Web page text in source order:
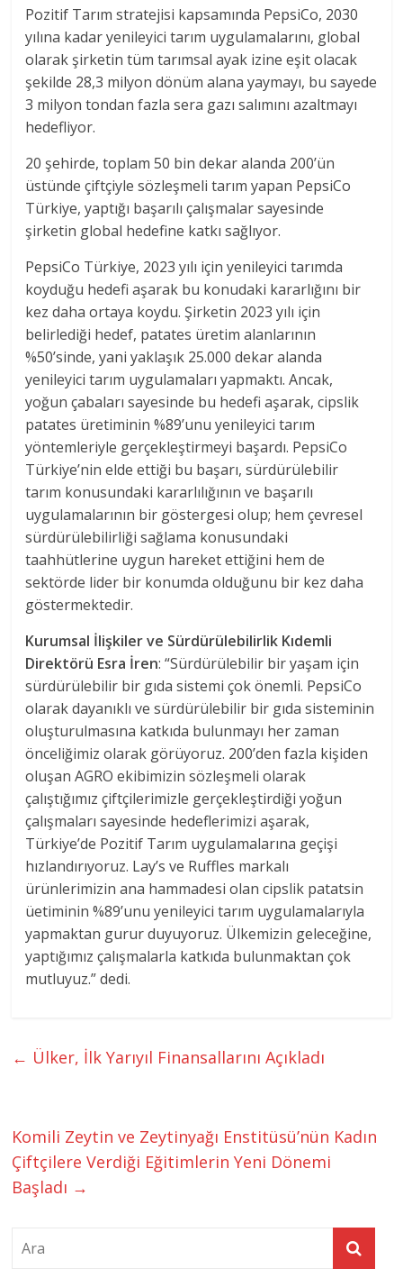
Pozitif Tarım stratejisi kapsamında PepsiCo, 2030
yılına kadar yenileyici tarım uygulamalarını, global
olarak şirketin tüm tarımsal ayak izine eşit olacak
şekilde 28,3 milyon dönüm alana yaymayı, bu sayede
3 milyon tondan fazla sera gazı salımını azaltmayı
hedefliyor.
20 şehirde, toplam 50 bin dekar alanda 200’ün
üstünde çiftçiyle sözleşmeli tarım yapan PepsiCo
Türkiye, yaptığı başarılı çalışmalar sayesinde
şirketin global hedefine katkı sağlıyor.
PepsiCo Türkiye, 2023 yılı için yenileyici tarımda
koyduğu hedefi aşarak bu konudaki kararlığını bir
kez daha ortaya koydu. Şirketin 2023 yılı için
belirlediği hedef, patates üretim alanlarının
%50’sinde, yani yaklaşık 25.000 dekar alanda
yenileyici tarım uygulamaları yapmaktı. Ancak,
yoğun çabaları sayesinde bu hedefi aşarak, cipslik
patates üretiminin %89’unu yenileyici tarım
yöntemleriyle gerçekleştirmeyi başardı. PepsiCo
Türkiye’nin elde ettiği bu başarı, sürdürülebilir
tarım konusundaki kararlılığının ve başarılı
uygulamalarının bir göstergesi olup; hem çevresel
sürdürülebilirliği sağlama konusundaki
taahhütlerine uygun hareket ettiğini hem de
sektörde lider bir konumda olduğunu bir kez daha
göstermektedir.
Kurumsal İlişkiler ve Sürdürülebilirlik Kıdemli
Direktörü Esra İren: “Sürdürülebilir bir yaşam için
sürdürülebilir bir gıda sistemi çok önemli. PepsiCo
olarak dayanıklı ve sürdürülebilir bir gıda sisteminin
oluşturulmasına katkıda bulunmayı her zaman
önceliğimiz olarak görüyoruz. 200’den fazla kişiden
oluşan AGRO ekibimizin sözleşmeli olarak
çalıştığımız çiftçilerimizle gerçekleştirdiği yoğun
çalışmaları sayesinde hedeflerimizi aşarak,
Türkiye’de Pozitif Tarım uygulamalarına geçişi
hızlandırıyoruz. Lay’s ve Ruffles markalı
ürünlerimizin ana hammadesi olan cipslik patatsin
üetiminin %89’unu yenileyici tarım uygulamalarıyla
yapmaktan gurur duyuyoruz. Ülkemizin geleceğine,
yaptığımız çalışmalarla katkıda bulunmaktan çok
mutluyuz.” dedi.
← Ülker, İlk Yarıyıl Finansallarını Açıkladı
Komili Zeytin ve Zeytinyağı Enstitüsü’nün Kadın
Çiftçilere Verdiği Eğitimlerin Yeni Dönemi
Başladı →